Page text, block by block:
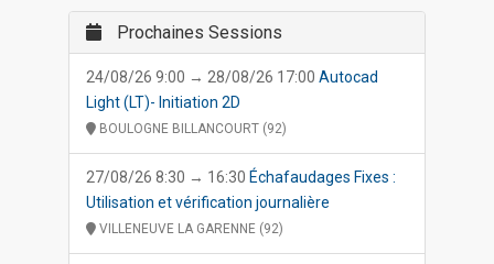
Prochaines Sessions
24/08/26 9:00 → 28/08/26 17:00Autocad
Light (LT)- Initiation 2D
BOULOGNE BILLANCOURT (92)
27/08/26 8:30 → 16:30 Échafaudages Fixes :
Utilisation et vérification journalière
VILLENEUVE LA GARENNE (92)